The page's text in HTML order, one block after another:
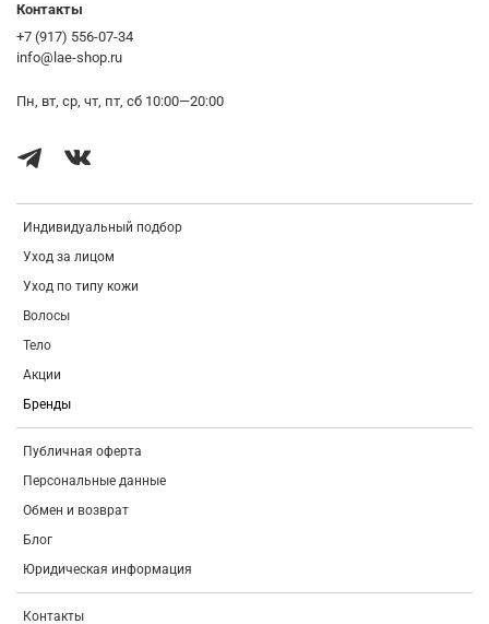
Индивидуальный подбор
Уход за лицом
Уход по типу кожи
Волосы
Тело
Акции
Бренды
Публичная оферта
Персональные данные
Обмен и возврат
Блог
Юридическая информация
Контакты
Контакты
+7 (917) 556-07-34
info@lae-shop.ru
Пн, вт, ср, чт, пт, сб 10:00—20:00